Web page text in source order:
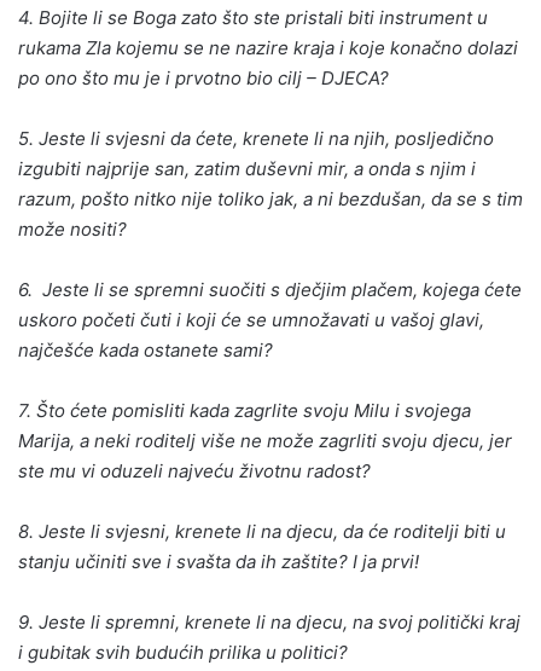
4. Bojite li se Boga zato što ste pristali biti instrument u
rukama Zla kojemu se ne nazire kraja i koje konačno dolazi
po ono što mu je i prvotno bio cilj – DJECA?
5. Jeste li svjesni da ćete, krenete li na njih, posljedično
izgubiti najprije san, zatim duševni mir, a onda s njim i
razum, pošto nitko nije toliko jak, a ni bezdušan, da se s tim
može nositi?
6. Jeste li se spremni suočiti s dječjim plačem, kojega ćete
uskoro početi čuti i koji će se umnožavati u vašoj glavi,
najčešće kada ostanete sami?
7. Što ćete pomisliti kada zagrlite svoju Milu i svojega
Marija, a neki roditelj više ne može zagrliti svoju djecu, jer
ste mu vi oduzeli najveću životnu radost?
8. Jeste li svjesni, krenete li na djecu, da će roditelji biti u
stanju učiniti sve i svašta da ih zaštite? I ja prvi!
9. Jeste li spremni, krenete li na djecu, na svoj politički kraj
i gubitak svih budućih prilika u politici?